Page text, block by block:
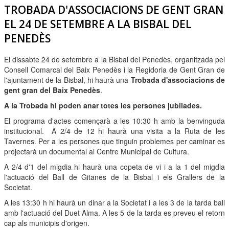
TROBADA D'ASSOCIACIONS DE GENT GRAN
EL 24 DE SETEMBRE A LA BISBAL DEL
PENEDÈS
El dissabte 24 de setembre a la Bisbal del Penedès, organitzada pel
Consell Comarcal del Baix Penedès i la Regidoria de Gent Gran de
l'ajuntament de la Bisbal, hi haurà una Trobada d'associacions de
gent gran del Baix Penedès.
A la Trobada hi poden anar totes les persones jubilades.
El programa d'actes començarà a les 10:30 h amb la benvinguda
institucional. A 2/4 de 12 hi haurà una visita a la Ruta de les
Tavernes. Per a les persones que tinguin problemes per caminar es
projectarà un documental al Centre Municipal de Cultura.
A 2/4 d'1 del migdia hi haurà una copeta de vi i a la 1 del migdia
l'actuació del Ball de Gitanes de la Bisbal i els Grallers de la
Societat.
A les 13:30 h hi haurà un dinar a la Societat i a les 3 de la tarda ball
amb l'actuació del Duet Alma. A les 5 de la tarda es preveu el retorn
cap als municipis d'origen.